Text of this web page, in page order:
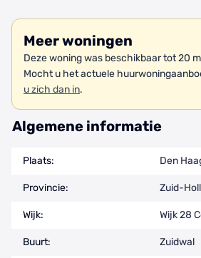
Meer woningen
Deze woning was beschikbaar tot 20
Mocht u het actuele
u zich dan in.
Algemene informatie
Plaats: Den
Provincie: Zuid-
Wijk: Wijk 28
Buurt: Zuidwal